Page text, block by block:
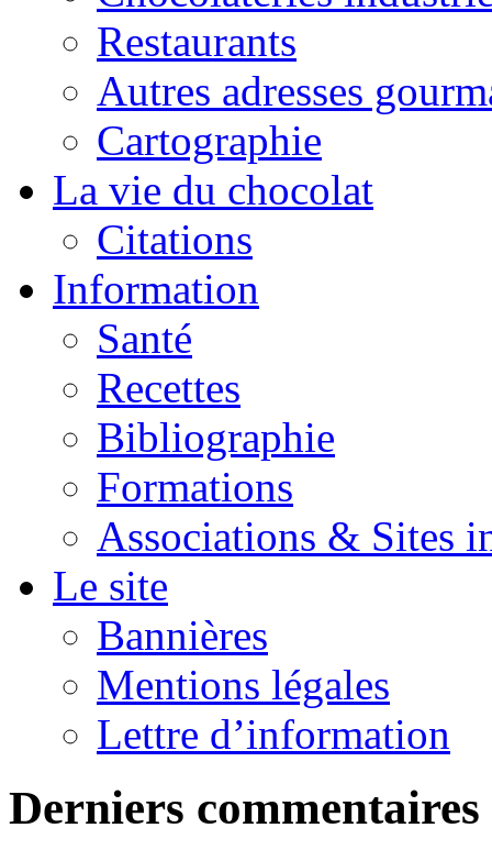
Restaurants
Autres adresses
Cartographie
La vie du chocolat
Citations
Information
Santé
Recettes
Bibliographie
Formations
Associations & Sites
Le site
Bannières
Mentions légales
Lettre d’information
Derniers commentaires